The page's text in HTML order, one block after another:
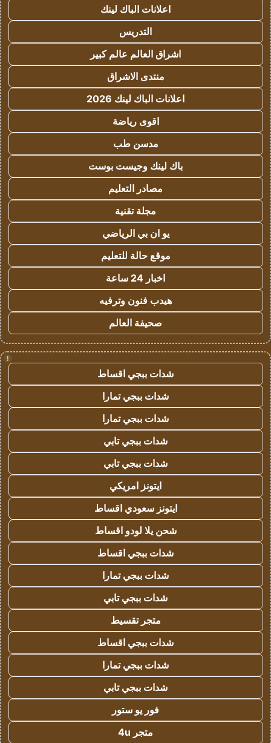
اعلانات الباك لينك
التدريس
اشراق العالم عالم كبير
منتدى الاشراق
اعلانات الباك لينك 2026
اقوى رياضة
مدسن طب
باك لينك وجيست بوست
مصادر التعليم
مجلة تقنية
يو ان بي الرياضي
موقع حالة للتعليم
اخبار 24 ساعة
هيدب فنون وترفيه
صحيفة العالم
!
شدات ببجي اقساط
شدات ببجي تمارا
شدات ببجي تمارا
شدات ببجي تابي
شدات ببجي تابي
ايتونز امريكي
ايتونز سعودي اقساط
شحن يلا لودو اقساط
شدات ببجي اقساط
شدات ببجي تمارا
شدات ببجي تابي
متجر تقسيط
شدات ببجي اقساط
شدات ببجي تمارا
شدات ببجي تابي
فور يو ستور
متجر 4u